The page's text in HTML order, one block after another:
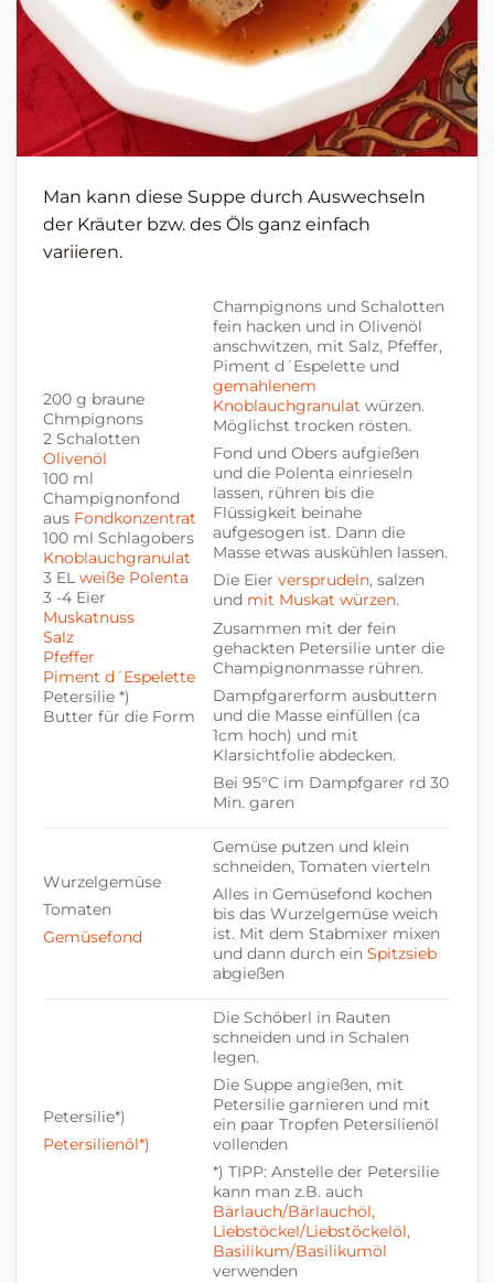
Man kann diese Suppe durch Auswechseln
der Kräuter bzw. des Öls ganz einfach
variieren.
200 g braune
Chmpignons
2 Schalotten
Olivenöl
100 ml
Champignonfond
aus Fondkonzentrat
100 ml Schlagobers
Knoblauchgranulat
3 EL weiße Polenta
3 -4 Eier
Muskatnuss
Salz
Pfeffer
Piment d´Espelette
Petersilie *)
Butter für die Form
Champignons und Schalotten
fein hacken und in Olivenöl
anschwitzen, mit Salz, Pfeffer,
Piment d´Espelette und
gemahlenem
Knoblauchgranulat würzen.
Möglichst trocken rösten.
Fond und Obers aufgießen
und die Polenta einrieseln
lassen, rühren bis die
Flüssigkeit beinahe
aufgesogen ist. Dann die
Masse etwas auskühlen lassen.
Die Eierversprudeln, salzen
und mit Muskat würzen.
Zusammen mit der fein
gehackten Petersilie unter die
Champignonmasse rühren.
Dampfgarerform ausbuttern
und die Masse einfüllen (ca
1cm hoch) und mit
Klarsichtfolie abdecken.
Bei 95°C im Dampfgarer rd 30
Min. garen
Wurzelgemüse
Tomaten
Gemüsefond
Gemüse putzen und klein
schneiden, Tomaten vierteln
Alles in Gemüsefond kochen
bis das Wurzelgemüse weich
ist. Mit dem Stabmixer mixen
und dann durch einSpitzsieb
abgießen
Petersilie*)
Petersilienöl*)
Die Schöberl in Rauten
schneiden und in Schalen
legen.
Die Suppe angießen, mit
Petersilie garnieren und mit
ein paar Tropfen Petersilienöl
vollenden
*) TIPP: Anstelle der Petersilie
kann man z.B. auch
Bärlauch/Bärlauchöl,
Liebstöckel/Liebstöckelöl,
Basilikum/Basilikumöl
verwenden